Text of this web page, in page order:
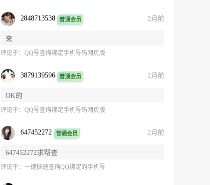
2848713538 普通会员 2月前
来
评论于：QQ号查询绑定手机号码网页版
3879139596 普通会员 2月前
OK的
评论于：QQ号查询绑定手机号码网页版
647452272 普通会员 2月前
647452272求帮查
评论于：一键快速查询QQ绑定的手机号